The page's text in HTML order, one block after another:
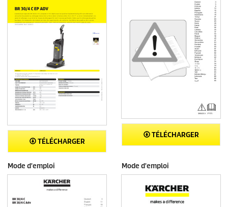
TÉLÉCHARGER
TÉLÉCHARGER
Mode d'emploi Mode d'emploi